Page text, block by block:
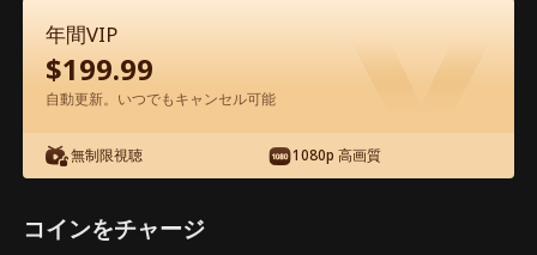
エピソード48 - 忘れ草～運命の糸を辿っ
て～ 映画フル
46 47 48 49 50
年間VIP
$199.99
自動更新。いつでもキャンセル可能
無制限視聴 1080p 高画質
コインをチャージ